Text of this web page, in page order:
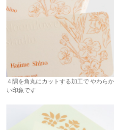
４隅を角丸にカットする加工で やわらか
い印象です